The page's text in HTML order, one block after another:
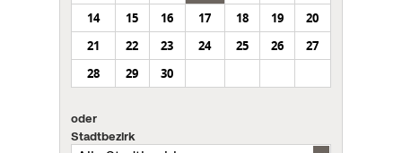
14
15 16 17 18 19
20
21
22 23 24 25 26
27
28
29 30
oder
Stadtbezirk